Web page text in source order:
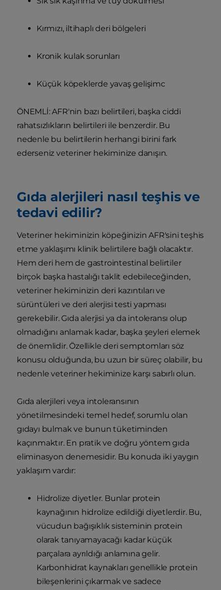
Kırmızı, iltihaplı deri bölgeleri
Kronik kulak sorunları
Küçük köpeklerde yavaş gelişimc
ÖNEMLİ: AFR'nin bazı belirtileri, başka ciddi
rahatsızlıkların belirtileri ile benzerdir. Bu
nedenle bu belirtilerin herhangi birini fark
ederseniz veteriner hekiminize danışın.
Gıda alerjileri nasıl teşhis ve
tedavi edilir?
Veteriner hekiminizin köpeğinizin AFR'sini teşhis
etme yaklaşımı klinik belirtilere bağlı olacaktır.
Hem deri hem de gastrointestinal belirtiler
birçok başka hastalığı taklit edebileceğinden,
veteriner hekiminizin deri kazıntıları ve
sürüntüleri ve deri alerjisi testi yapması
gerekebilir. Gıda alerjisi ya da intoleransı olup
olmadığını anlamak kadar, başka şeyleri elemek
de önemlidir. Özellikle deri semptomları söz
konusu olduğunda, bu uzun bir süreç olabilir, bu
nedenle veteriner hekiminize karşı sabırlı olun.
Gıda alerjileri veya intoleransının
yönetilmesindeki temel hedef, sorumlu olan
gıdayı bulmak ve bunun tüketiminden
kaçınmaktır. En pratik ve doğru yöntem gıda
eliminasyon denemesidir. Bu konuda iki yaygın
yaklaşım vardır:
Hidrolize diyetler. Bunlar protein
kaynağının hidrolize edildiği diyetlerdir. Bu,
vücudun bağışıklık sisteminin protein
olarak tanıyamayacağı kadar küçük
parçalara ayrıldığı anlamına gelir.
Karbonhidrat kaynakları genellikle protein
bileşenlerini çıkarmak ve sadece